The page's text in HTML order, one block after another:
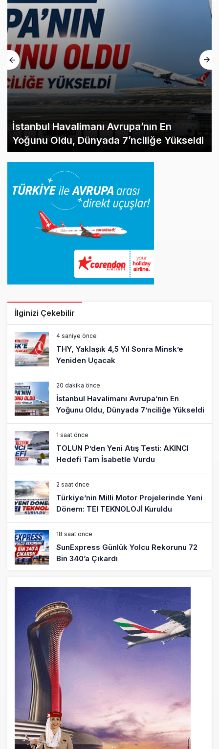
İstanbul Havalimanı Avrupa’nın En
Yoğunu Oldu, Dünyada 7’nciliğe Yükseldi
İlginizi Çekebilir
4 saniye önce
THY, Yaklaşık 4,5 Yıl Sonra Minsk’e
Yeniden Uçacak
20 dakika önce
İstanbul Havalimanı Avrupa’nın En
Yoğunu Oldu, Dünyada 7’nciliğe Yükseldi
1 saat önce
TOLUN P’den Yeni Atış Testi: AKINCI
Hedefi Tam İsabetle Vurdu
2 saat önce
Türkiye’nin Milli Motor Projelerinde Yeni
Dönem: TEI TEKNOLOJİ Kuruldu
18 saat önce
SunExpress Günlük Yolcu Rekorunu 72
Bin 340’a Çıkardı
İstanbul Havalimanı’nın 4. Pistinde İlk
Test Uçuşu Yapıldı
19 saat önce
Aslıhan Güven, Airport Leader of the
Future Finalisti Oldu
20 saat önce
EasyJet, 5,7 Milyar Sterline Apollo’ya
Satılıyor
21 saat önce
Pilotlar, Teknisyenler, Kabin Ekipleri ve